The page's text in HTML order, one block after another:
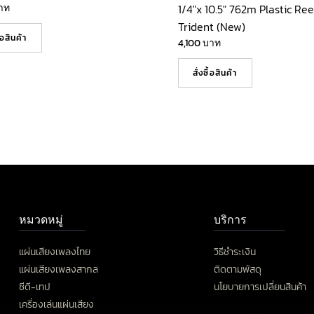
ท
สินค้า
1/4″x 10.5″ 762m Plastic
Trident (New)
4,100บาท
สั่งซื้อสินค้า
หมวดหมู่
แผ่นเสียงเพลงไทย
แผ่นเสียงเพลงสากล
ซีดี-เทป
เครื่องเล่นแผ่นเสียง
บริการ
วิธีชำระเงิน
ติดตามพัสดุ
นโยบายการเปลี่ยนสินค้า